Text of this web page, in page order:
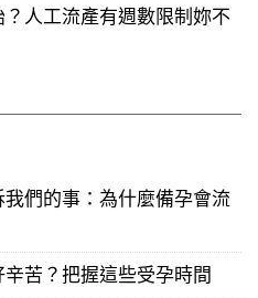
人工流產有週數限制妳不
我們的事：為什麼備孕會流
辛苦？把握這些受孕時間